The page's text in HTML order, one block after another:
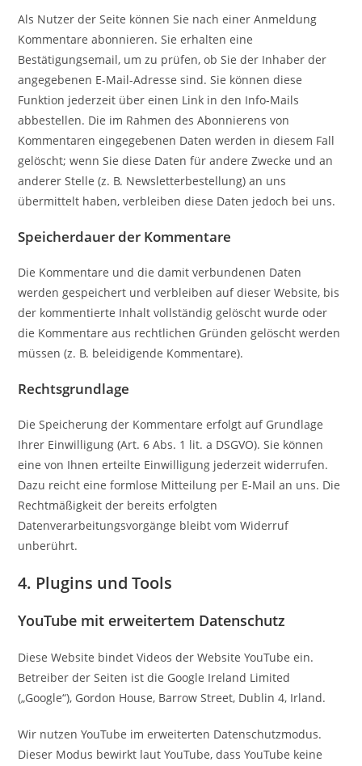
Als Nutzer der Seite können Sie nach einer Anmeldung
Kommentare abonnieren. Sie erhalten eine
Bestätigungsemail, um zu prüfen, ob Sie der Inhaber der
angegebenen E-Mail-Adresse sind. Sie können diese
Funktion jederzeit über einen Link in den Info-Mails
abbestellen. Die im Rahmen des Abonnierens von
Kommentaren eingegebenen Daten werden in diesem Fall
gelöscht; wenn Sie diese Daten für andere Zwecke und an
anderer Stelle (z. B. Newsletterbestellung) an uns
übermittelt haben, verbleiben diese Daten jedoch bei uns.
Speicherdauer der Kommentare
Die Kommentare und die damit verbundenen Daten
werden gespeichert und verbleiben auf dieser Website, bis
der kommentierte Inhalt vollständig gelöscht wurde oder
die Kommentare aus rechtlichen Gründen gelöscht werden
müssen (z. B. beleidigende Kommentare).
Rechtsgrundlage
Die Speicherung der Kommentare erfolgt auf Grundlage
Ihrer Einwilligung (Art. 6 Abs. 1 lit. a DSGVO). Sie können
eine von Ihnen erteilte Einwilligung jederzeit widerrufen.
Dazu reicht eine formlose Mitteilung per E-Mail an uns. Die
Rechtmäßigkeit der bereits erfolgten
Datenverarbeitungsvorgänge bleibt vom Widerruf
unberührt.
4. Plugins und Tools
YouTube mit erweitertem Datenschutz
Diese Website bindet Videos der Website YouTube ein.
Betreiber der Seiten ist die Google Ireland Limited
(„Google“), Gordon House, Barrow Street, Dublin 4, Irland.
Wir nutzen YouTube im erweiterten Datenschutzmodus.
Dieser Modus bewirkt laut YouTube, dass YouTube keine